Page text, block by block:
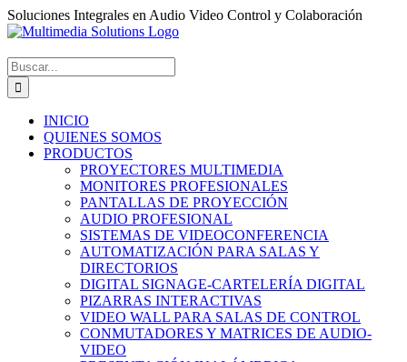
Saltar
al
Soluciones Integrales en Audio Video Control y Colaboración
Facebook
Instagram
Correo
WhatsApp
LinkedIn
Tiktok
Buscar:
INICIO
QUIENES SOMOS
PRODUCTOS
PROYECTORES MULTIMEDIA
MONITORES PROFESIONALES
PANTALLAS DE PROYECCIÓN
AUDIO PROFESIONAL
SISTEMAS DE VIDEOCONFERENCIA
AUTOMATIZACIÓN PARA SALAS Y
DIRECTORIOS
DIGITAL SIGNAGE-CARTELERÍA DIGITAL
PIZARRAS INTERACTIVAS
VIDEO WALL PARA SALAS DE CONTROL
CONMUTADORES Y MATRICES DE AUDIO-
VIDEO